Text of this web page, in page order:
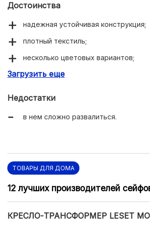
Достоинства
надежная устойчивая конструкция;
плотный текстиль;
несколько цветовых вариантов;
мягкий подголовник.
Загрузить еще
Недостатки
в нем сложно развалиться.
ТОВАРЫ ДЛЯ ДОМА
12 лучших производителей
КРЕСЛО-ТРАНСФОРМЕР LESET